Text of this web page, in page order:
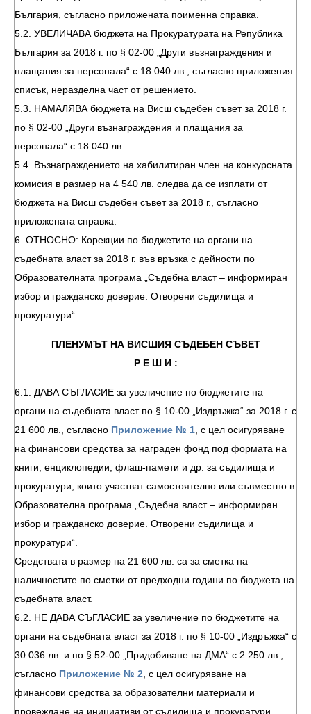
България, съгласно приложената поименна справка.
5.2. УВЕЛИЧАВА бюджета на Прокуратурата на Република
България за 2018 г. по § 02-00 „Други възнаграждения и
плащания за персонала“ с 18 040 лв., съгласно приложения
списък, неразделна част от решението.
5.3. НАМАЛЯВА бюджета на Висш съдебен съвет за 2018 г.
по § 02-00 „Други възнаграждения и плащания за
персонала“ с 18 040 лв.
5.4. Възнаграждението на хабилитиран член на конкурсната
комисия в размер на 4 540 лв. следва да се изплати от
бюджета на Висш съдебен съвет за 2018 г., съгласно
приложената справка.
6. ОТНОСНО: Корекции по бюджетите на органи на
съдебната власт за 2018 г. във връзка с дейности по
Образователната програма „Съдебна власт – информиран
избор и гражданско доверие. Отворени съдилища и
прокуратури“
ПЛЕНУМЪТ НА ВИСШИЯ СЪДЕБЕН СЪВЕТ
Р Е Ш И :
6.1. ДАВА СЪГЛАСИЕ за увеличение по бюджетите на
органи на съдебната власт по § 10-00 „Издръжка“ за 2018 г. с
21 600 лв., съгласно Приложение № 1 , с цел осигуряване
на финансови средства за награден фонд под формата на
книги, енциклопедии, флаш-памети и др. за съдилища и
прокуратури, които участват самостоятелно или съвместно в
Образователна програма „Съдебна власт – информиран
избор и гражданско доверие. Отворени съдилища и
прокуратури“.
Средствата в размер на 21 600 лв. са за сметка на
наличностите по сметки от предходни години по бюджета на
съдебната власт.
6.2. НЕ ДАВА СЪГЛАСИЕ за увеличение по бюджетите на
органи на съдебната власт за 2018 г. по § 10-00 „Издръжка“ с
30 036 лв. и по § 52-00 „Придобиване на ДМА“ с 2 250 лв.,
съгласно Приложение № 2 , с цел осигуряване на
финансови средства за образователни материали и
провеждане на инициативи от съдилища и прокуратури,